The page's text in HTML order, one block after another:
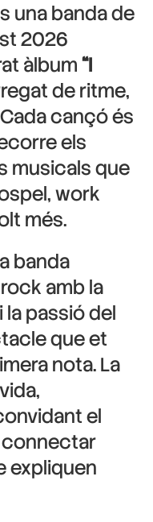
una banda de
2026
àlbum“I
de ritme,
cançó és
els
musicals que
work
més.
banda
amb la
passió del
que et
nota. La
el
connectar
expliquen